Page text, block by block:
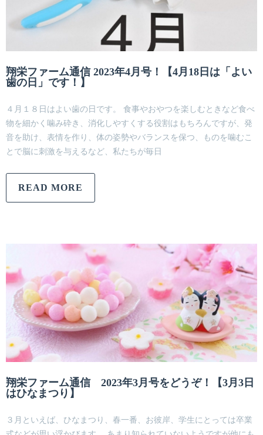
翔栄ファーム通信 2023年4月号！【4月18日は「よい
歯の日」です！】
４月１８日はよい歯の日です。 食事やおやつを楽しむときなど食べ
物を細かく噛み砕き、消化しやすくする役割はもちろんですが、発
音を助け、表情を作り、体の姿勢やバランスを保つ、ものを噛むこ
とで脳に刺激を与えるなど、私たちが毎日
READ MORE
翔栄ファーム通信 2023年3月号をどうぞ！【3月3日
はひなまつり】
３月といえば、ひなまつり、春一番、お彼岸、学生にとっては卒業